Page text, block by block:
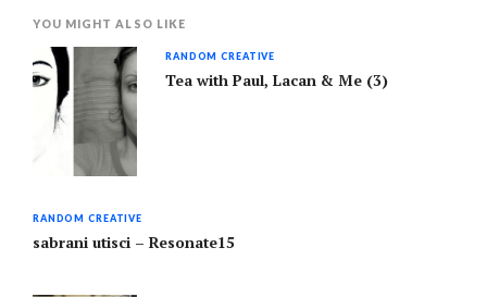
YOU MIGHT ALSO LIKE
RANDOM CREATIVE
Tea with Paul, Lacan & Me (3)
RANDOM CREATIVE
sabrani utisci – Resonate15